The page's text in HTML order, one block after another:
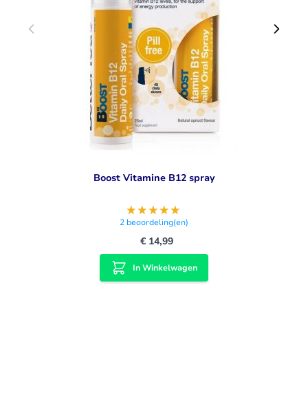
De meermaals bekroonde spray bevat 100% natuurlijke
ingrediënten en levert een pure vorm van Zechstein Inside
magnesiumchloride. Gedolven in het hoge Noorden van
Nederland uit een bron anderhalve kilometer onder de
grond, is ons magnesiumchloride al meer dan 250 miljoen
jaar op natuurlijke wijze gecondenseerd en gezuiverd, vrij
van door de mens veroorzaakte verontreinigende stoffen en
zware metalen. Zechstein Inside magnesiumchloride
garandeert een van nature zuivere bron van magnesium.
Boost Vitamine B12 spray
2 beoordeling(en)
€ 14,99
In Winkelwagen